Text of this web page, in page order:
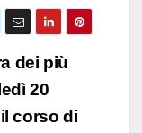
dei più
20
corso di